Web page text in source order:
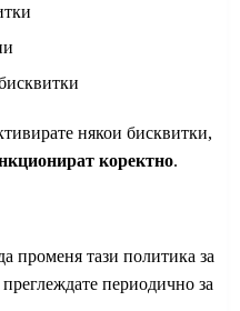
някои бисквитки,
коректно.
променя тази политика за
периодично за